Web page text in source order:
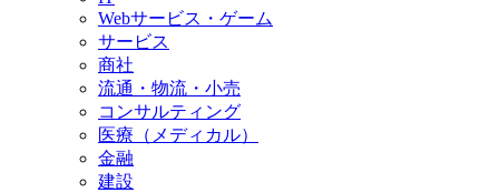
Webサービス・ゲーム
サービス
商社
流通・物流・小売
コンサルティング
医療（メディカル）
金融
建設